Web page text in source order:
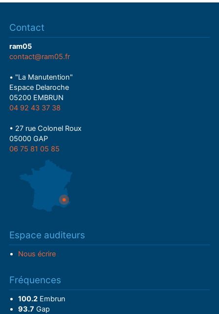
Contact
ram05
contact@ram05.fr
• "La Manutention"
Espace Delaroche
05200 EMBRUN
04 92 43 37 38
• 27 rue Colonel Roux
05000 GAP
06 75 81 05 85
Espace auditeurs
Nous écrire
Fréquences
100.2Embrun
93.7 Gap